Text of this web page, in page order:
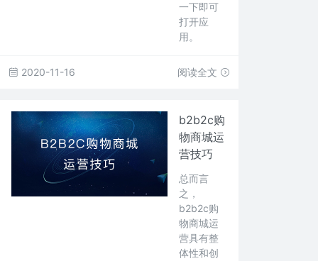
一下即可
打开应
用。
2020-11-16 阅读全文
b2b2c购
物商城运
营技巧
总而言
之，
b2b2c购
物商城运
营具有整
体性和创